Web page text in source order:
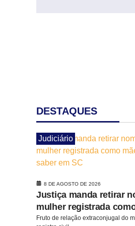
DESTAQUES
Judiciário
8 DE AGOSTO DE 2026
Justiça manda retirar
mulher registrada
Fruto de relação extraconjugal do